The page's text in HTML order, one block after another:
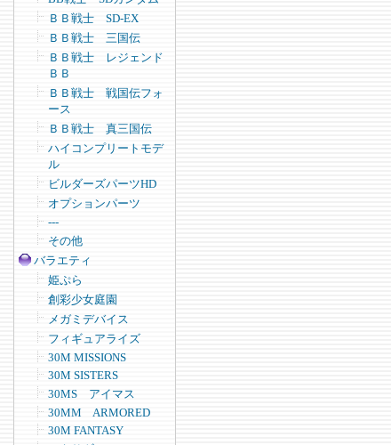
ＢＢ戦士 SD-EX
ＢＢ戦士 三国伝
ＢＢ戦士 レジェンド
ＢＢ
ＢＢ戦士 戦国伝フォ
ース
ＢＢ戦士 真三国伝
ハイコンプリートモデ
ル
ビルダーズパーツHD
オプションパーツ
---
その他
バラエティ
姫ぷら
創彩少女庭園
メガミデバイス
フィギュアライズ
30M MISSIONS
30M SISTERS
30MS アイマス
30MM ARMORED
30M FANTASY